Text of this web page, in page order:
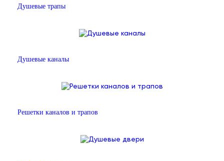
Душевые трапы
Душевые каналы
Решетки каналов и трапов